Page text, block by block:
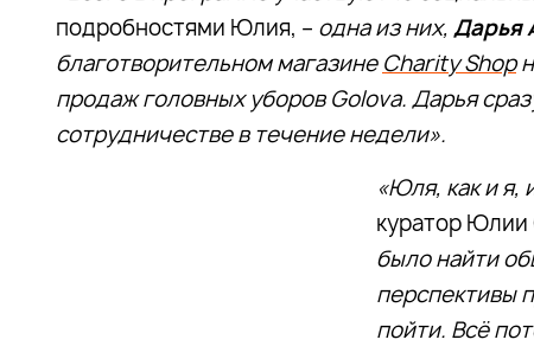
подробностями Юлия, – одна из них, Дарья
благотворительном магазине Charity Shop
продаж головных уборов Golova. Дарья
сотрудничестве в течение недели».
«Юля, как и я,
куратор Юлии
было найти
перспективы
пойти. Всё